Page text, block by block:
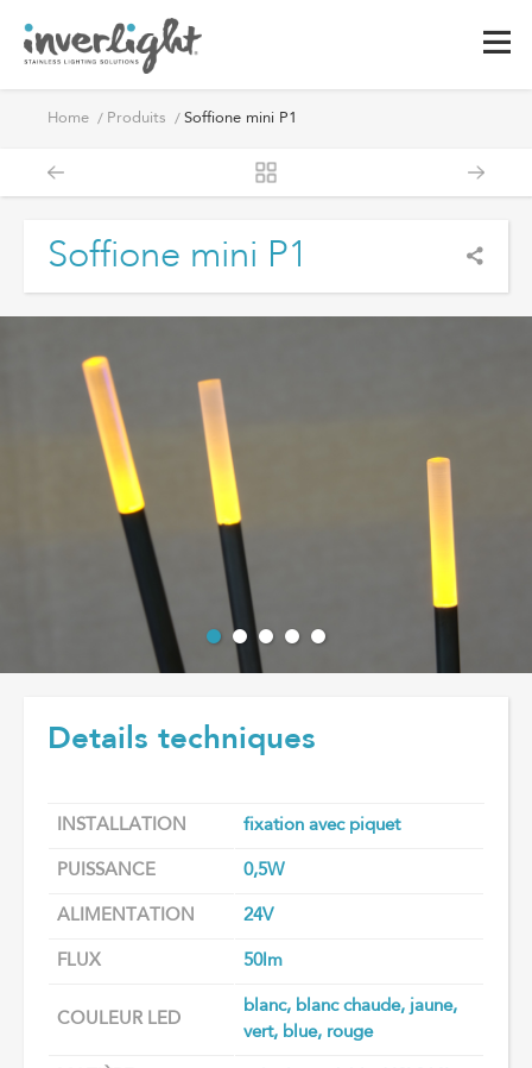
Home Produits Soffione mini P1
Soffione mini P1
Details techniques
INSTALLATION fixation avec piquet
PUISSANCE 0,5W
ALIMENTATION 24V
FLUX 50lm
COULEUR LED
blanc, blanc chaude, jaune,
vert, blue, rouge